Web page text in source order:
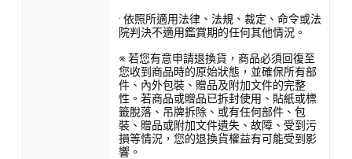
· 依照所適用法律、法規、裁定、命令或法
院判決不適用鑑賞期的任何其他情況。
※ 若您有意申請退換貨，商品必須回復至
您收到商品時的原始狀態，並確保所有部
件、內外包裝、贈品及附加文件的完整
性。若商品或贈品已拆封使用、貼紙或標
籤脫落、吊牌拆除、或有任何部件、包
裝、贈品或附加文件遺失、故障、受到污
損等情況，您的退換貨權益有可能受到影
響。